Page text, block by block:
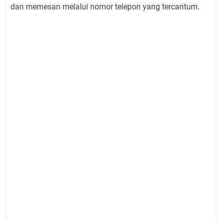
dan memesan melalui nomor telepon yang tercantum.